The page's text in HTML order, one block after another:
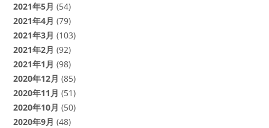
2021年5月 (54)
2021年4月 (79)
2021年3月 (103)
2021年2月 (92)
2021年1月 (98)
2020年12月 (85)
2020年11月 (51)
2020年10月 (50)
2020年9月 (48)